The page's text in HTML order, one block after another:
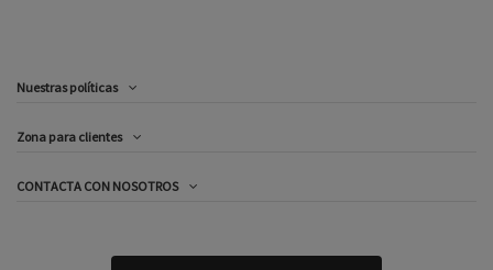
Nuestras políticas
Zona para clientes
CONTACTA CON NOSOTROS